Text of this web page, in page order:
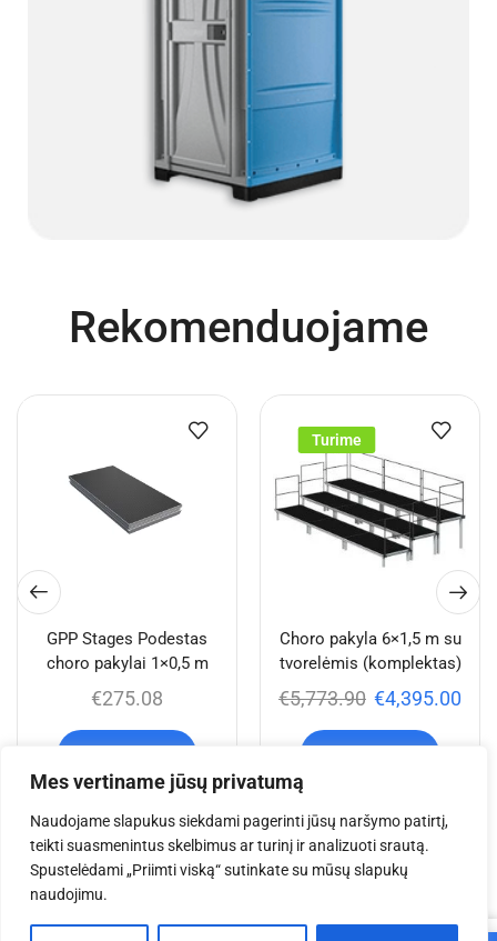
Mes vertiname jūsų privatumą
Naudojame slapukus siekdami pagerinti jūsų naršymo patirtį,
teikti suasmenintus skelbimus ar turinį ir analizuoti srautą.
Spustelėdami „Priimti viską“ sutinkate su mūsų slapukų
naudojimu.
Rekomenduojame
GPP Stages Podestas
choro pakylai 1×0,5 m
€275.08
Turime
Choro pakyla 6×1,5 m su
tvorelėmis (komplektas)
€5,773.90 €4,395.00
Jums taip pat gali